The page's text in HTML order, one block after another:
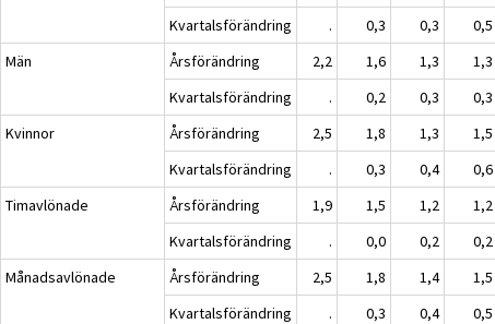
Kvartalsförändring
. 0,3 0,3 0,5
Män
Årsförändring 2,2 1,6 1,3 1,3
Kvartalsförändring
. 0,2 0,3 0,3
Kvinnor
Årsförändring 2,5 1,8 1,3 1,5
Kvartalsförändring
. 0,3 0,4 0,6
Timavlönade
Årsförändring 1,9 1,5 1,2 1,2
Kvartalsförändring
. 0,0 0,2 0,2
Månadsavlönade
Årsförändring 2,5 1,8 1,4 1,5
Kvartalsförändring
. 0,3 0,4 0,5